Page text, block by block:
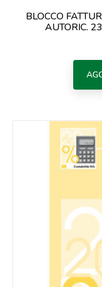
BLOCCO
AUTORIC.